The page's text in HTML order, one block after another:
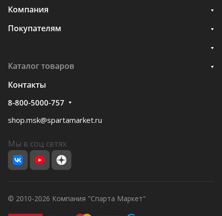
Компания
Покупателям
Каталог товаров
Контакты
8-800-5000-757
shop.msk@spartamarket.ru
Мы в соц сетях
© 2010-2026 Компания "Спарта Маркет"